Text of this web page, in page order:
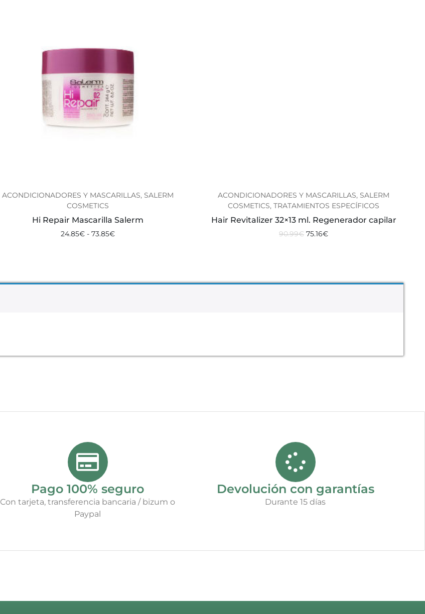
ACONDICIONADORES Y MASCARILLAS, SALERM
COSMETICS
Hi Repair Mascarilla Salerm
24.85€ - 73.85€
ACONDICIONADORES Y MASCARILLAS, SALERM
COSMETICS, TRATAMIENTOS ESPECÍFICOS
Hair Revitalizer 32×13 ml. Regenerador capilar
90.99€ 75.16€
Pago 100% seguro
Con tarjeta, transferencia bancaria / bizum o
Paypal
Devolución con garantías
Durante 15 días